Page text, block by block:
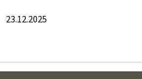
23.12.2025